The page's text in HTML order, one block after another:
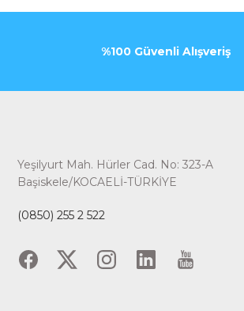
%100 Güvenli Alışveriş
Yeşilyurt Mah. Hürler Cad. No: 323-A
Başiskele/KOCAELİ-TÜRKİYE
(0850) 255 2 522